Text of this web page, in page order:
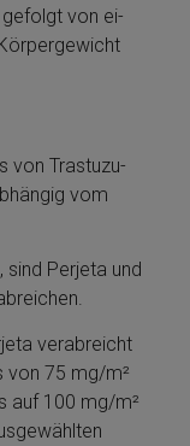
gefolgt von ei­
von Tras­tu­zu­
vom
sind Perjeta­ und
verabreicht
von 75 mg/m²
auf 100 mg/m²